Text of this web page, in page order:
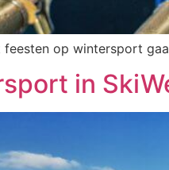
feesten op wintersport
in